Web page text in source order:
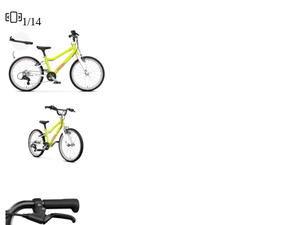
1/14